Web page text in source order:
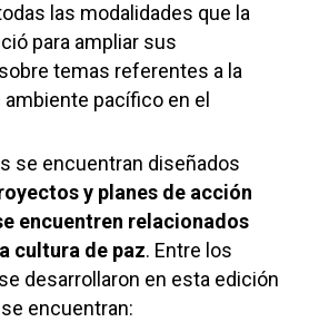
las modalidades que la
para ampliar sus
temas referentes a la
pacífico en el
se encuentran diseñados
y planes de acción
encuentren relacionados
cultura de paz. Entre los
desarrollaron en esta edición
encuentran: